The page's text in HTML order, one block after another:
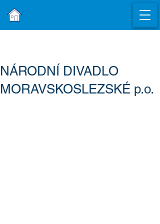
NÁRODNÍ DIVADLO
MORAVSKOSLEZSKÉ p.o.